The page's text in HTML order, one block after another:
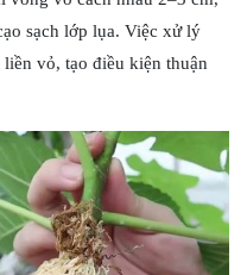
sạch lớp lụa. Việc xử lý
vỏ, tạo điều kiện thuận